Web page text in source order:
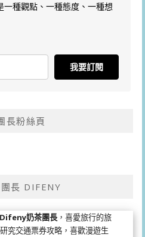
種觀點、一種態度、一種想
我要訂閱
長粉絲頁
長 DIFENY
Difeny奶茶團長 ，喜愛旅行的旅
究交通票券攻略，喜歡漫遊生